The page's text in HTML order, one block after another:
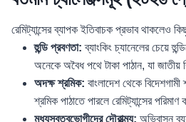
রেমিট্যান্সের ব্যাপক ইতিবাচক প্রভাব থাকলেও
হুন্ডি প্রবণতা: ব্যাংকিং চ্যানেলের চেয়ে
অনেকে অবৈধ পথে টাকা পাঠান, যা জাতীয়
অদক্ষ শ্রমিক: বাংলাদেশ থেকে
শ্রমিক পাঠাতে পারলে রেমিট্যান্সের
মধ্যস্বত্বভোগীদের দৌরাত্ম্য: অভিবাসন